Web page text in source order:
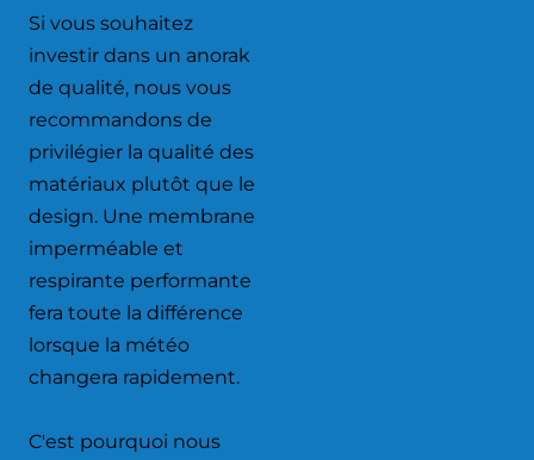
Si vous souhaitez
investir dans un anorak
de qualité, nous vous
recommandons de
privilégier la qualité des
matériaux plutôt que le
design. Une membrane
imperméable et
respirante performante
fera toute la différence
lorsque la météo
changera rapidement.
C'est pourquoi nous